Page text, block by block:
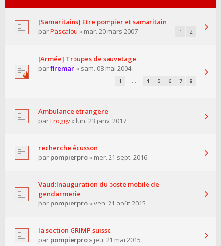
[Samaritains] Etre pompier et samaritain
parPascalou » mar. 20 mars 2007 1 2
[Armée] Troupes de sauvetage
parfireman » sam. 08 mai 2004
1 … 4 5 6 7 8
Ambulance etrangere
parFroggy» lun. 23 janv. 2017
recherche écusson
par pompierpro» mer. 21 sept. 2016
Vaud:Inauguration du poste mobile de
gendarmerie
par pompierpro» ven. 21 août 2015
la section GRIMP suisse
par pompierpro» jeu. 21 mai 2015